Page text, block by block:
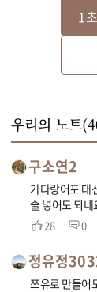
170도 기름에 돈
1
우리의 노트(
구소연2
가다랑어포 대
술 넣어도 되네
28 0
정유정
쯔유로 만들어